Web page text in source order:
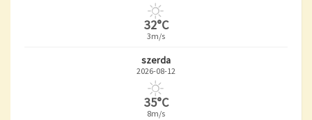
32°C
3m/s
szerda
2026-08-12
35°C
8m/s